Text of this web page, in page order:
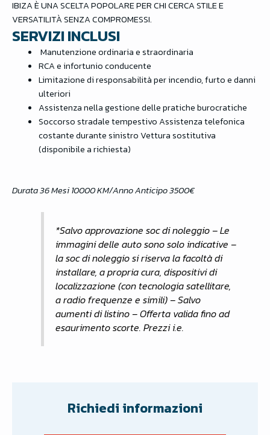
IBIZA È UNA SCELTA POPOLARE PER CHI CERCA STILE E
VERSATILITÀ SENZA COMPROMESSI.
SERVIZI INCLUSI
Manutenzione ordinaria e straordinaria
RCA e infortunio conducente
Limitazione di responsabilità per incendio, furto e danni
ulteriori
Assistenza nella gestione delle pratiche burocratiche
Soccorso stradale tempestivo Assistenza telefonica
costante durante sinistro Vettura sostitutiva
(disponibile a richiesta)
Durata 36 Mesi 10000 KM/Anno Anticipo 3500€
*Salvo approvazione soc di noleggio – Le
immagini delle auto sono solo indicative –
la soc di noleggio si riserva la facoltà di
installare, a propria cura, dispositivi di
localizzazione (con tecnologia satellitare,
a radio frequenze e simili) – Salvo
aumenti di listino – Offerta valida fino ad
esaurimento scorte. Prezzi i.e.
Richiedi informazioni